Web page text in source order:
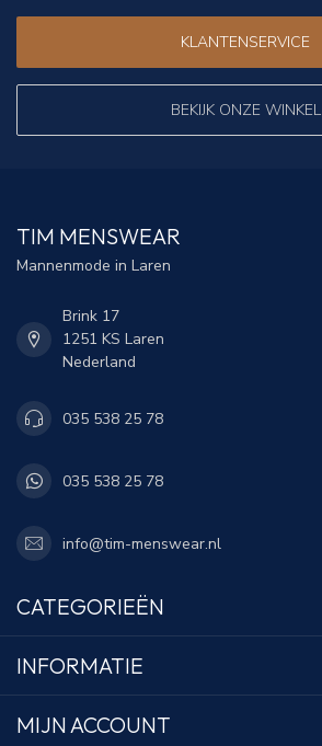
KLANTENSERVICE
BEKIJK ONZE WINKEL
TIM MENSWEAR
Mannenmode in Laren
Brink 17
1251 KS Laren
Nederland
035 538 25 78
035 538 25 78
info@tim-menswear.nl
CATEGORIEËN
INFORMATIE
MIJN ACCOUNT